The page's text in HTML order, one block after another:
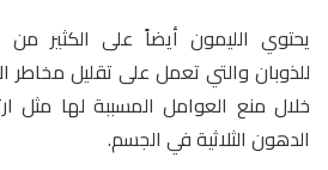
يحتوي الليمون أيضاً على الكثير من
للذوبان والتي تعمل على تقليل مخاطر
خلال منع العوامل المسببة لها مثل
الدهون الثلاثية في الجسم.